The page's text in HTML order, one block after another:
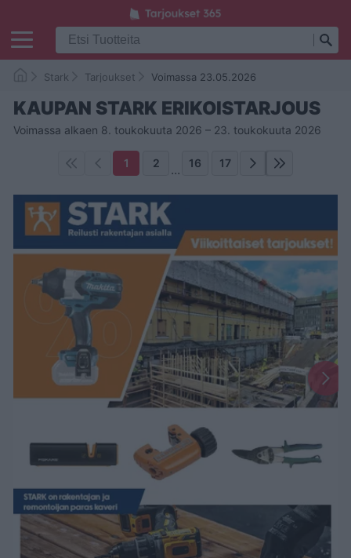
Stark Tarjoukset Voimassa 23.05.2026
KAUPAN STARK ERIKOISTARJOUS
Voimassa alkaen 8. toukokuuta 2026 – 23. toukokuuta 2026
1 2 ... 16 17